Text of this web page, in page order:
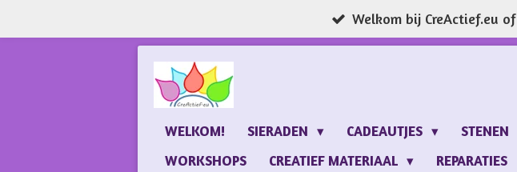
direct
Welkom bij CreActief.eu of
WELKOM! SIERADEN CADEAUTJES STENEN
WORKSHOPS
CREATIEF MATERIAAL REPARATIES